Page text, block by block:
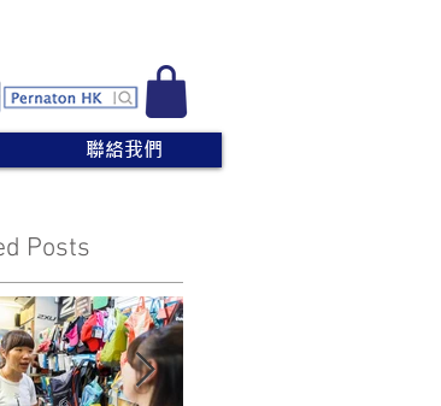
聯絡我們
Posts